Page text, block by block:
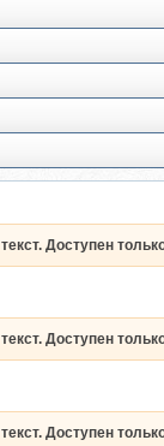
Доступен
Доступен
Доступен